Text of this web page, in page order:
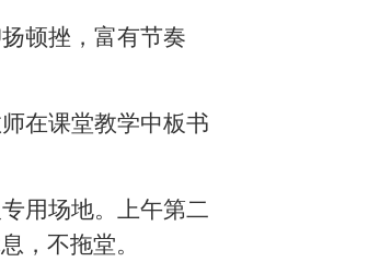
顿挫，富有节奏
在课堂教学中板书
用场地。上午第二
，不拖堂。